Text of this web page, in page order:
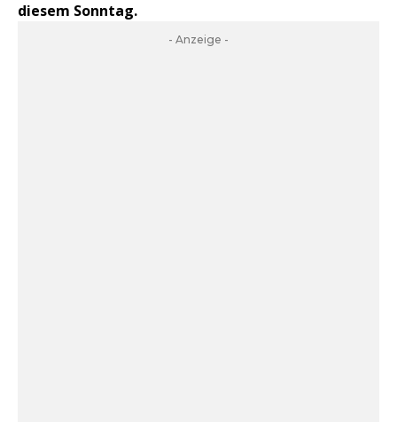
diesem Sonntag.
- Anzeige -